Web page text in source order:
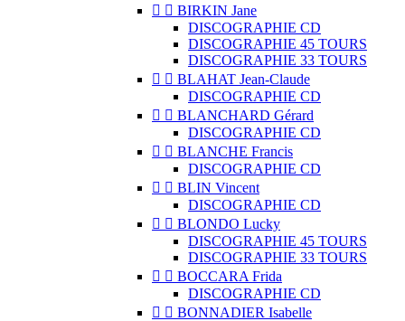
  BIRKIN Jane
DISCOGRAPHIE CD
DISCOGRAPHIE 45 TOURS
DISCOGRAPHIE 33 TOURS
  BLAHAT Jean-Claude
DISCOGRAPHIE CD
  BLANCHARD Gérard
DISCOGRAPHIE CD
  BLANCHE Francis
DISCOGRAPHIE CD
  BLIN Vincent
DISCOGRAPHIE CD
  BLONDO Lucky
DISCOGRAPHIE 45 TOURS
DISCOGRAPHIE 33 TOURS
  BOCCARA Frida
DISCOGRAPHIE CD
  BONNADIER Isabelle